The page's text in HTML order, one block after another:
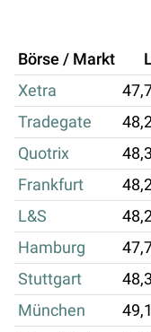
Börse / Markt
Xetra
Tradegate
Quotrix
Frankfurt
L&S
Hamburg
Stuttgart
München